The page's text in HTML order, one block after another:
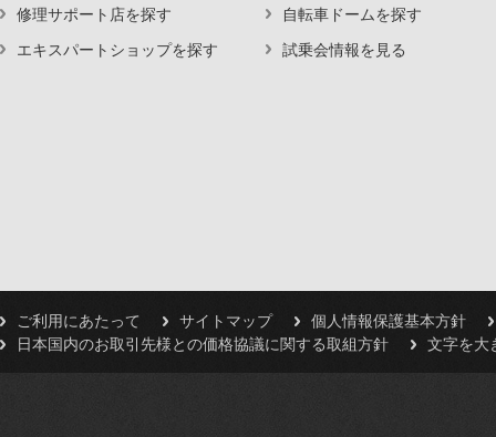
修理サポート店を探す
エキスパートショップを探す
自転車ドームを探す
試乗会情報を見る
ご利用にあたって サイトマップ
個人情報保護基本方針
日本国内のお取引先様との価格協議に関する取組方針
文字を大